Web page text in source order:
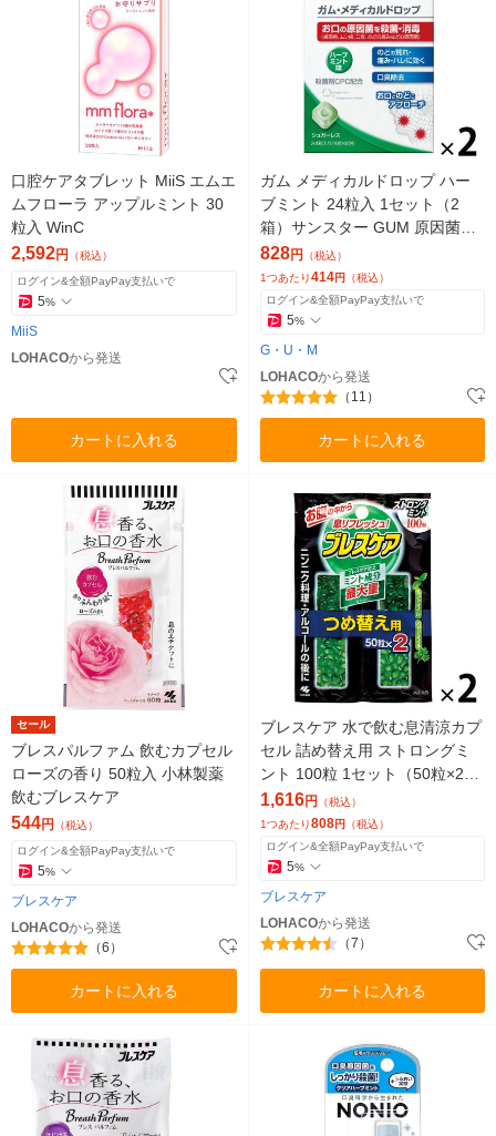
口腔ケアタブレット MiiS エムエ
ムフローラ アップルミント 30
粒入 WinC
2,592円 （税込）
ログイン&全額PayPay支払いで
5%
MiiS
LOHACOから発送
カートに入れる
ガム メディカルドロップ ハー
ブミント 24粒入 1セット（2
箱）サンスター GUM 原因菌を
殺菌・消毒 口臭 のどの痛み・
腫れ
828円 （税込）
1つあたり414円 （税込）
ログイン&全額PayPay支払いで
5%
G・U・M
LOHACOから発送
（11）
カートに入れる
セール
ブレスパルファム 飲むカプセル
ローズの香り 50粒入 小林製薬
飲むブレスケア
544円 （税込）
ログイン&全額PayPay支払いで
5%
ブレスケア
LOHACOから発送
（6）
カートに入れる
ブレスケア 水で飲む息清涼カプ
セル 詰め替え用 ストロングミ
ント 100粒 1セット（50粒×2×2
個）小林製薬
1,616円
（税込）
1つあたり808円 （税込）
ログイン&全額PayPay支払いで
5%
ブレスケア
LOHACOから発送
（7）
カートに入れる